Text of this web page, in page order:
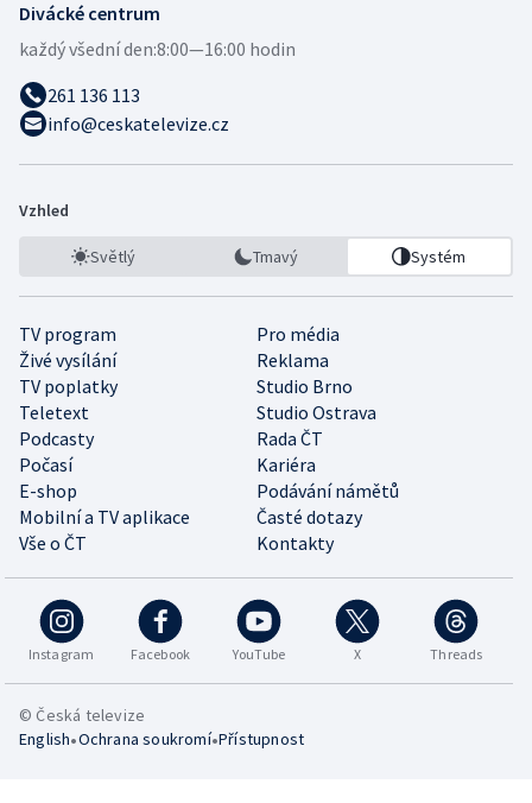
Divácké centrum
každý všední den:8:00—16:00 hodin
261 136 113
info@ceskatelevize.cz
Vzhled
Světlý Tmavý Systém
TV program
Pro média
Živé vysílání
Reklama
TV poplatky
Studio Brno
Teletext
Studio Ostrava
Podcasty
Rada ČT
Počasí
Kariéra
E-shop
Podávání námětů
Mobilní a TV aplikace
Časté dotazy
Vše o ČT
Kontakty
Instagram Facebook YouTube X Threads
© Česká televize
English•Ochrana soukromí•Přístupnost